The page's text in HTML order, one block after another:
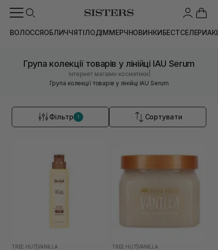
ВОЛОССЯОБЛИЧЧЯТІЛОДІММЕРЧНОВИНКИБЕСТСЕЛЕРИ
Група колекції товарів у лінійці IAU Serum
Інтернет магазин косметики
Група колекції товарів у лінійці IAU Serum
Фільтр 1 Сортувати
TREE HUT |VANILLA TREE HUT |VANILLA